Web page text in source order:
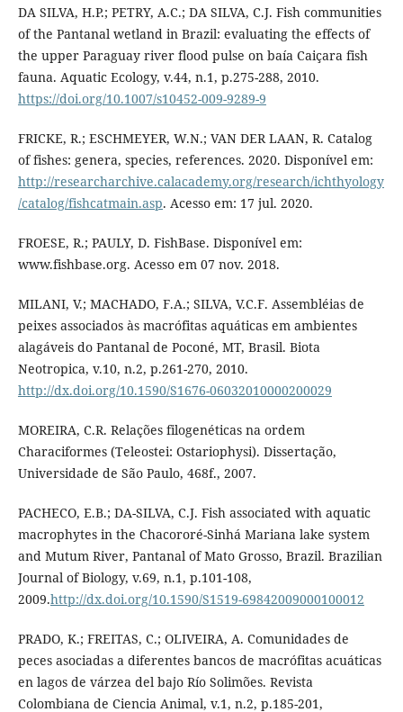
DA SILVA, H.P.; PETRY, A.C.; DA SILVA, C.J. Fish communities
of the Pantanal wetland in Brazil: evaluating the effects of
the upper Paraguay river flood pulse on baía Caiçara fish
fauna. Aquatic Ecology, v.44, n.1, p.275-288, 2010.
https://doi.org/10.1007/s10452-009-9289-9
FRICKE, R.; ESCHMEYER, W.N.; VAN DER LAAN, R. Catalog
of fishes: genera, species, references. 2020. Disponível em:
http://researcharchive.calacademy.org/research/ichthyology
/catalog/fishcatmain.asp. Acesso em: 17 jul. 2020.
FROESE, R.; PAULY, D. FishBase. Disponível em:
www.fishbase.org. Acesso em 07 nov. 2018.
MILANI, V.; MACHADO, F.A.; SILVA, V.C.F. Assembléias de
peixes associados às macrófitas aquáticas em ambientes
alagáveis do Pantanal de Poconé, MT, Brasil. Biota
Neotropica, v.10, n.2, p.261-270, 2010.
http://dx.doi.org/10.1590/S1676-06032010000200029
MOREIRA, C.R. Relações filogenéticas na ordem
Characiformes (Teleostei: Ostariophysi). Dissertação,
Universidade de São Paulo, 468f., 2007.
PACHECO, E.B.; DA-SILVA, C.J. Fish associated with aquatic
macrophytes in the Chacororé-Sinhá Mariana lake system
and Mutum River, Pantanal of Mato Grosso, Brazil. Brazilian
Journal of Biology, v.69, n.1, p.101-108,
2009.http://dx.doi.org/10.1590/S1519-69842009000100012
PRADO, K.; FREITAS, C.; OLIVEIRA, A. Comunidades de
peces asociadas a diferentes bancos de macrófitas acuáticas
en lagos de várzea del bajo Río Solimões. Revista
Colombiana de Ciencia Animal, v.1, n.2, p.185-201,